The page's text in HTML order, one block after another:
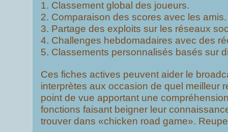
Classement global des joueurs.
Comparaison des scores avec les amis.
Partage des exploits sur les réseaux
Challenges hebdomadaires avec des
Classements personnalisés basés sur
Ces fiches actives peuvent aider le
interprètes aux occasion de quel meilleur
point de vue apportant une
fonctions faisant beigner leur
trouver dans «chicken road game». Reupe